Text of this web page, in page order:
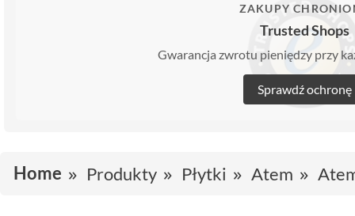
ZAKUPY
Trusted Shops
Gwarancja zwrotu pieniędzy przy
Sprawdź ochronę
Home Produkty Płytki Atem